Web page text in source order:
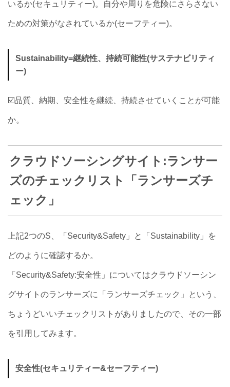
いるか(セキュリティー)。自分や周りを危険にさらさない
ための対策がなされているか(セーフティー)。
Sustainability=継続性、持続可能性(サステナビリティ
ー)
☑️品質、納期、安全性を継続、持続させていくことが可能
か。
クラウドソーシングサイト:ランサー
ズのチェックリスト「ランサーズチ
ェック」
上記2つのS、「Security&Safety」と「Sustainability」を
どのように確認するか。
「Security&Safety:安全性」についてはクラウドソーシン
グサイトのランサーズに「ランサーズチェック」という、
ちょうどいいチェックリストがありましたので、その一部
を引用してみます。
安全性(セキュリティー&セーフティー)